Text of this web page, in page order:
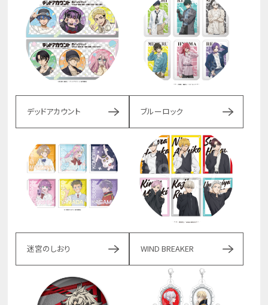
デッドアカウント ブルーロック
迷宮のしおり WIND BREAKER